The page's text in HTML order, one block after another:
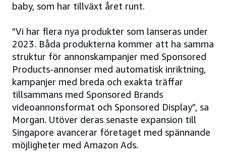
baby, som har tillväxt året runt.
”Vi har flera nya produkter som lanseras under
2023. Båda produkterna kommer att ha samma
struktur för annonskampanjer med Sponsored
Products-annonser med automatisk inriktning,
kampanjer med breda och exakta träffar
tillsammans med Sponsored Brands
videoannonsformat och Sponsored Display”, sa
Morgan. Utöver deras senaste expansion till
Singapore avancerar företaget med spännande
möjligheter med Amazon Ads.